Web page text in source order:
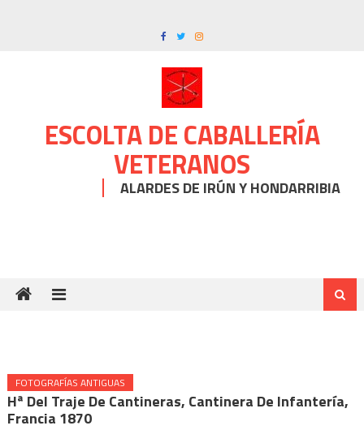
ESCOLTA DE CABALLERÍA
VETERANOS
ALARDES DE IRÚN Y HONDARRIBIA
FOTOGRAFÍAS ANTIGUAS
Hª Del Traje De Cantineras, Cantinera De Infantería,
Francia 1870